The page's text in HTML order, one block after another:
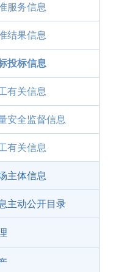
服务信息
结果信息
投标信息
有关信息
安全监督信息
有关信息
主体信息
主动公开目录